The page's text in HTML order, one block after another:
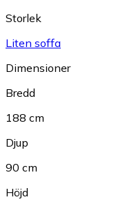
Storlek
Liten soffa
Dimensioner
Bredd
188 cm
Djup
90 cm
Höjd